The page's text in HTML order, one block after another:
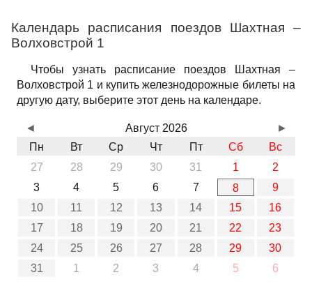
Календарь расписания поездов Шахтная –
Волховстрой 1
Чтобы узнать расписание поездов Шахтная –
Волховстрой 1 и купить железнодорожные билеты на
другую дату, выберите этот день на календаре.
Август 2026
Пн
Вт Ср Чт Пт Сб
Вс
27
28 29 30 31 1
2
3
4 5 6 7 8
9
10
11 12 13 14 15
16
17
18 19 20 21 22
23
24
25 26 27 28 29
30
31
1 2 3 4 5 6
◄ ►